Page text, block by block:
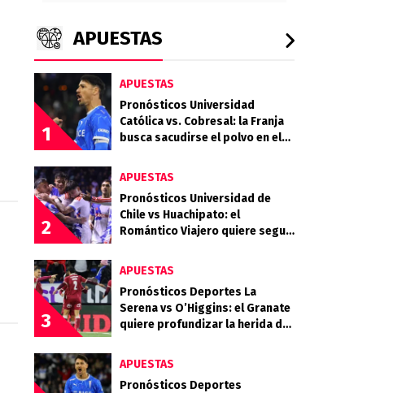
APUESTAS
1
APUESTAS
Pronósticos Universidad
Católica vs. Cobresal: la Franja
busca sacudirse el polvo en el
2
APUESTAS
Pronósticos Universidad de
Chile vs Huachipato: el
Romántico Viajero quiere seguir
3
APUESTAS
Pronósticos Deportes La
Serena vs O’Higgins: el Granate
quiere profundizar la herida del
APUESTAS
Pronósticos Deportes